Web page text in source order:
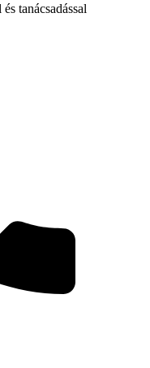
tanácsadással